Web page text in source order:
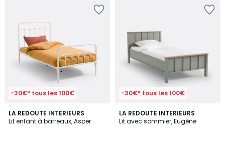
-30€* tous les 100€
LA REDOUTE INTERIEURS
Lit enfant à barreaux, Asper
4
/
-30€* tous les 100€
LA REDOUTE INTERIEURS
Lit avec sommier, Eugène
4,2
/ 5